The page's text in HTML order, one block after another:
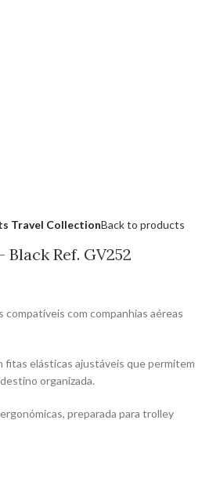
Travel CollectionBack to products
Black Ref. GV252
compatíveis com companhias aéreas
elásticas ajustáveis que permitem
organizada.
preparada para trolley